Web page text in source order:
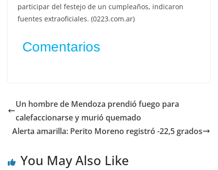
participar del festejo de un cumpleaños, indicaron
fuentes extraoficiales. (0223.com.ar)
Comentarios
Un hombre de Mendoza prendió fuego para
calefaccionarse y murió quemado
Alerta amarilla: Perito Moreno registró -22,5 grados
You May Also Like